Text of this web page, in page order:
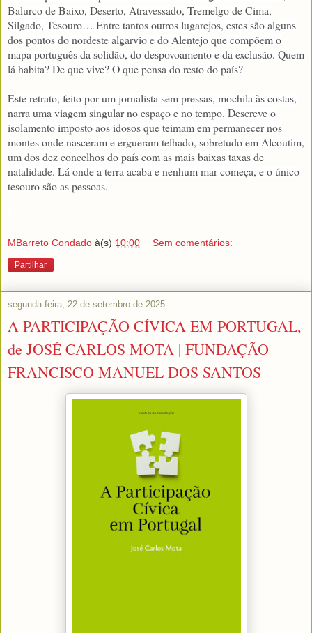
Balurco de Baixo, Deserto, Atravessado, Tremelgo de Cima,
Silgado, Tesouro… Entre tantos outros lugarejos, estes são alguns
dos pontos do nordeste algarvio e do Alentejo que compõem o
mapa português da solidão, do despovoamento e da exclusão. Quem
lá habita? De que vive? O que pensa do resto do país?
Este retrato, feito por um jornalista sem pressas, mochila às costas,
narra uma viagem singular no espaço e no tempo. Descreve o
isolamento imposto aos idosos que teimam em permanecer nos
montes onde nasceram e ergueram telhado, sobretudo em Alcoutim,
um dos dez concelhos do país com as mais baixas taxas de
natalidade. Lá onde a terra acaba e nenhum mar começa, e o único
tesouro são as pessoas.
MBarreto Condado à(s) 10:00 Sem comentários:
Partilhar
segunda-feira, 22 de setembro de 2025
A PARTICIPAÇÃO CÍVICA EM PORTUGAL,
de JOSÉ CARLOS MOTA | FUNDAÇÃO
FRANCISCO MANUEL DOS SANTOS